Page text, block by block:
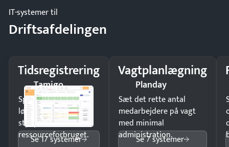
IT-systemer til
Driftsafdelingen
Tidsregistrering
Tamigo
Spar tid på
lønberegning og få
styr på
ressourceforbruget.
Se 17 systemer
Vagtplanlægning
Planday
Sæt det rette antal
medarbejdere på vagt
med minimal
administration.
Se 7 systemer